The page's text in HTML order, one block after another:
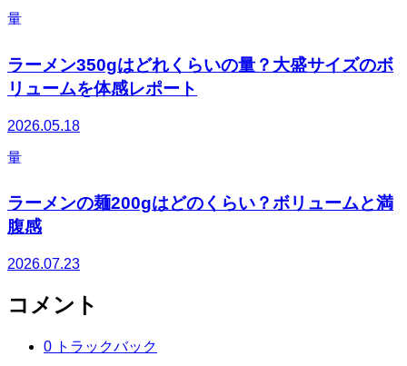
量
ラーメン350gはどれくらいの量？大盛サイズのボ
リュームを体感レポート
2026.05.18
量
ラーメンの麺200gはどのくらい？ボリュームと満
腹感
2026.07.23
コメント
0 トラックバック